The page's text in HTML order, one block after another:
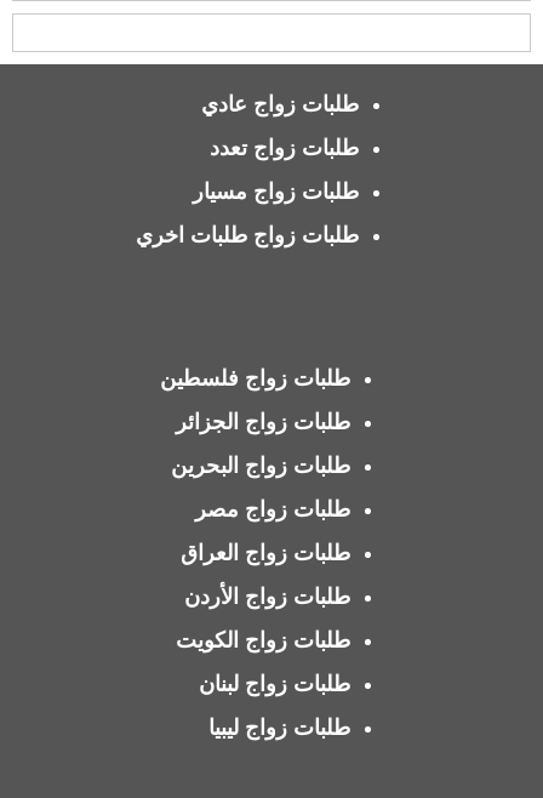
طلبات زواج عادي
طلبات زواج تعدد
طلبات زواج مسيار
طلبات زواج طلبات اخري
طلبات زواج فلسطين
طلبات زواج الجزائر
طلبات زواج البحرين
طلبات زواج مصر
طلبات زواج العراق
طلبات زواج الأردن
طلبات زواج الكويت
طلبات زواج لبنان
طلبات زواج ليبيا